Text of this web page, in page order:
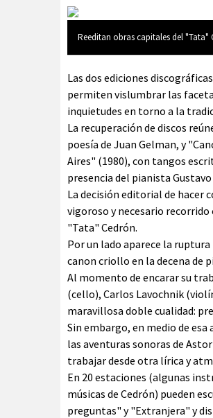
Reeditan obras capitales del "Tata"
Las dos ediciones
permiten vislumbrar las
inquietudes en torno a la
La recuperación de discos
poesía de Juan Gelman, y
Aires" (1980), con tangos
presencia del pianista
La decisión editorial de hacer
vigoroso y necesario
"Tata" Cedrón.
Por un lado aparece la
canon criollo en la decena de
Al momento de encarar su
(cello), Carlos Lavochnik
maravillosa doble cualidad:
Sin embargo, en medio de
las aventuras sonoras de
trabajar desde otra lírica y
En 20 estaciones (algunas
músicas de Cedrón) pueden
preguntas" y "Extranjera" y